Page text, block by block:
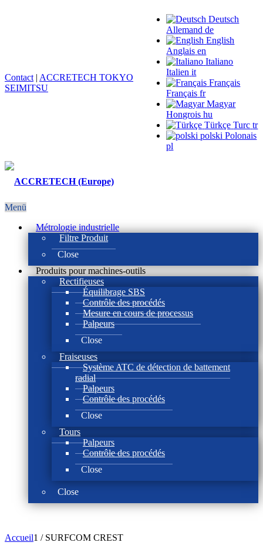
Deutsch
Allemand de
English
Anglais en
Italiano
Italien it
Français
Français fr
Magyar
Hongrois hu
Türkçe Turc tr
polski Polonais
pl
Contact | ACCRETECH TOKYO
SEIMITSU
Menü
Métrologie industrielle
Filtre Produit
Close
Produits pour machines-outils
Rectifieuses
Équilibrage SBS
Contrôle des procédés
Mesure en cours de processus
Palpeurs
Close
Fraiseuses
Système ATC de détection de battement
radial
Palpeurs
Contrôle des procédés
Close
Tours
Palpeurs
Contrôle des procédés
Close
Close
Accueil1 / SURFCOM CREST